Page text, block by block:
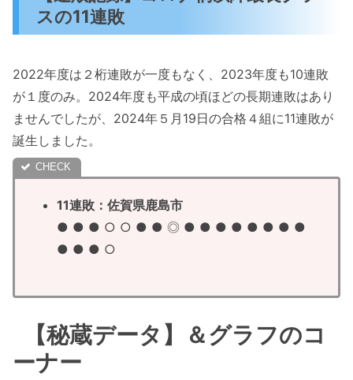
スの11連敗
2022年度は２桁連敗が一度もなく、2023年度も10連敗
が１度のみ。2024年度も平成の頃ほどの長期連敗はあり
ませんでしたが、2024年５月19日の合格４組に11連敗が
誕生しました。
11連敗：佐賀県鹿島市
● ● ● ○ ○ ● ● ◎ ● ● ● ● ● ● ● ●
● ● ● ○
【秘蔵データ】＆グラフのコ
ーナー